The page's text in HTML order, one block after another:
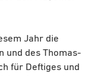
Jahr die
und des Thomas-
für Deftiges und